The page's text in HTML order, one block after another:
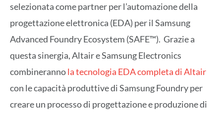
selezionata come partner per l’automazione della
progettazione elettronica (EDA) per il Samsung
Advanced Foundry Ecosystem (SAFE™). Grazie a
questa sinergia, Altair e Samsung Electronics
combinerannola tecnologia EDA completa di Altair
con le capacità produttive di Samsung Foundry per
creare un processo di progettazione e produzione di